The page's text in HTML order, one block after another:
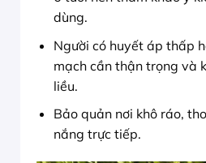
dùng.
Người có huyết áp thấp
mạch cần thận trọng và
liều.
Bảo quản nơi khô ráo,
nắng trực tiếp.